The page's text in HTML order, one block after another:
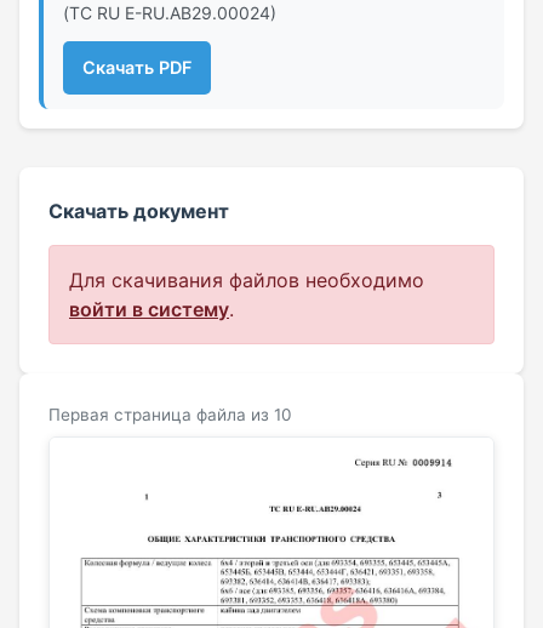
(ТС RU Е-RU.АВ29.00024)
Скачать PDF
Скачать документ
Для скачивания файлов необходимо
войти в систему.
Первая страница файла из 10